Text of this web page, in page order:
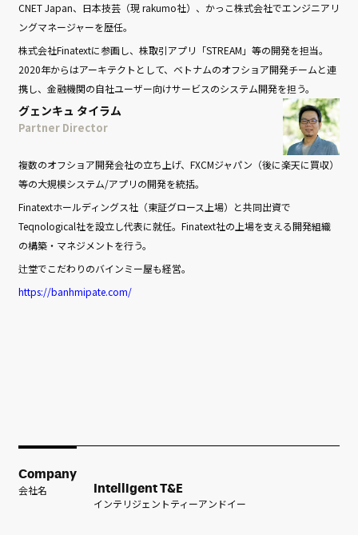
CNET Japan、日本技芸（現 rakumo社）、かっこ株式会社でエンジニアリ
ングマネージャーを歴任。
株式会社Finatextに参画し、株取引アプリ「STREAM」等の開発を担当。
2020年からはアーキテクトとして、ベトナムのオフショア開発チームと連
携し、金融機関の自社ユーザー向けサービスのシステム開発を担う。
グェンキュ タイラム
Partner Director
複数のオフショア開発会社の立ち上げ、FXCMジャパン（後に楽天に買収）
等の大規模システム/アプリの開発を統括。
Finatextホールディングス社（東証グロース上場）と共同出資で
Teqnological社を設立し代表に就任。Finatext社の上場を支える開発組織
の構築・マネジメントを行う。
辻堂でこだわりのバインミー屋も経営。
https://banhmipate.com/
Company
会社名 Intelligent T&E
インテリジェントティーアンドイー